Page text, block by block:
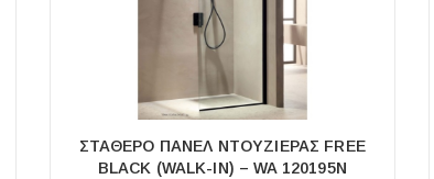
ΣΤΑΘΕΡΌ ΠΆΝΕΛ ΝΤΟΥΖΙΈΡΑΣ FREE
BLACK (WALK-IN) – WA 120195N